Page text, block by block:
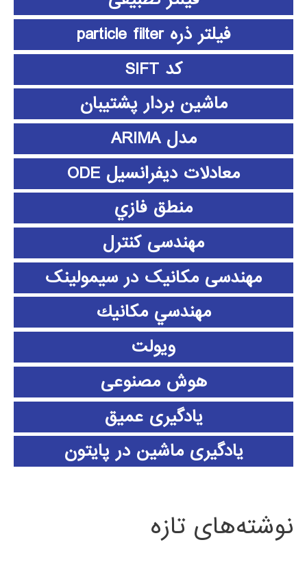
فیلتر ذره particle filter
کد SIFT
ماشین بردار پشتیبان
مدل ARIMA
معادلات دیفرانسیل ODE
منطق فازي
مهندسی کنترل
مهندسی مکانیک در سیمولینک
مهندسي مكانيك
ویولت
هوش مصنوعی
یادگیری عمیق
یادگیری ماشین در پایتون
نوشته‌های تازه